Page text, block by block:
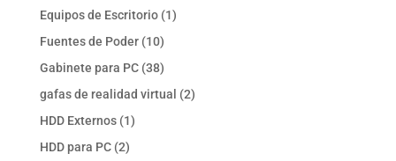
productos
Equipos de Escritorio 11
Fuentes de Poder 1010
productos
Gabinete para PC 3838
productos
gafas de realidad virtual 22
HDD Externos 11
HDD para PC 22